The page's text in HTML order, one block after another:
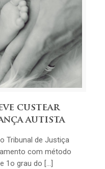
custear
autista
Tribunal de Justiça
com método
1o grau do […]